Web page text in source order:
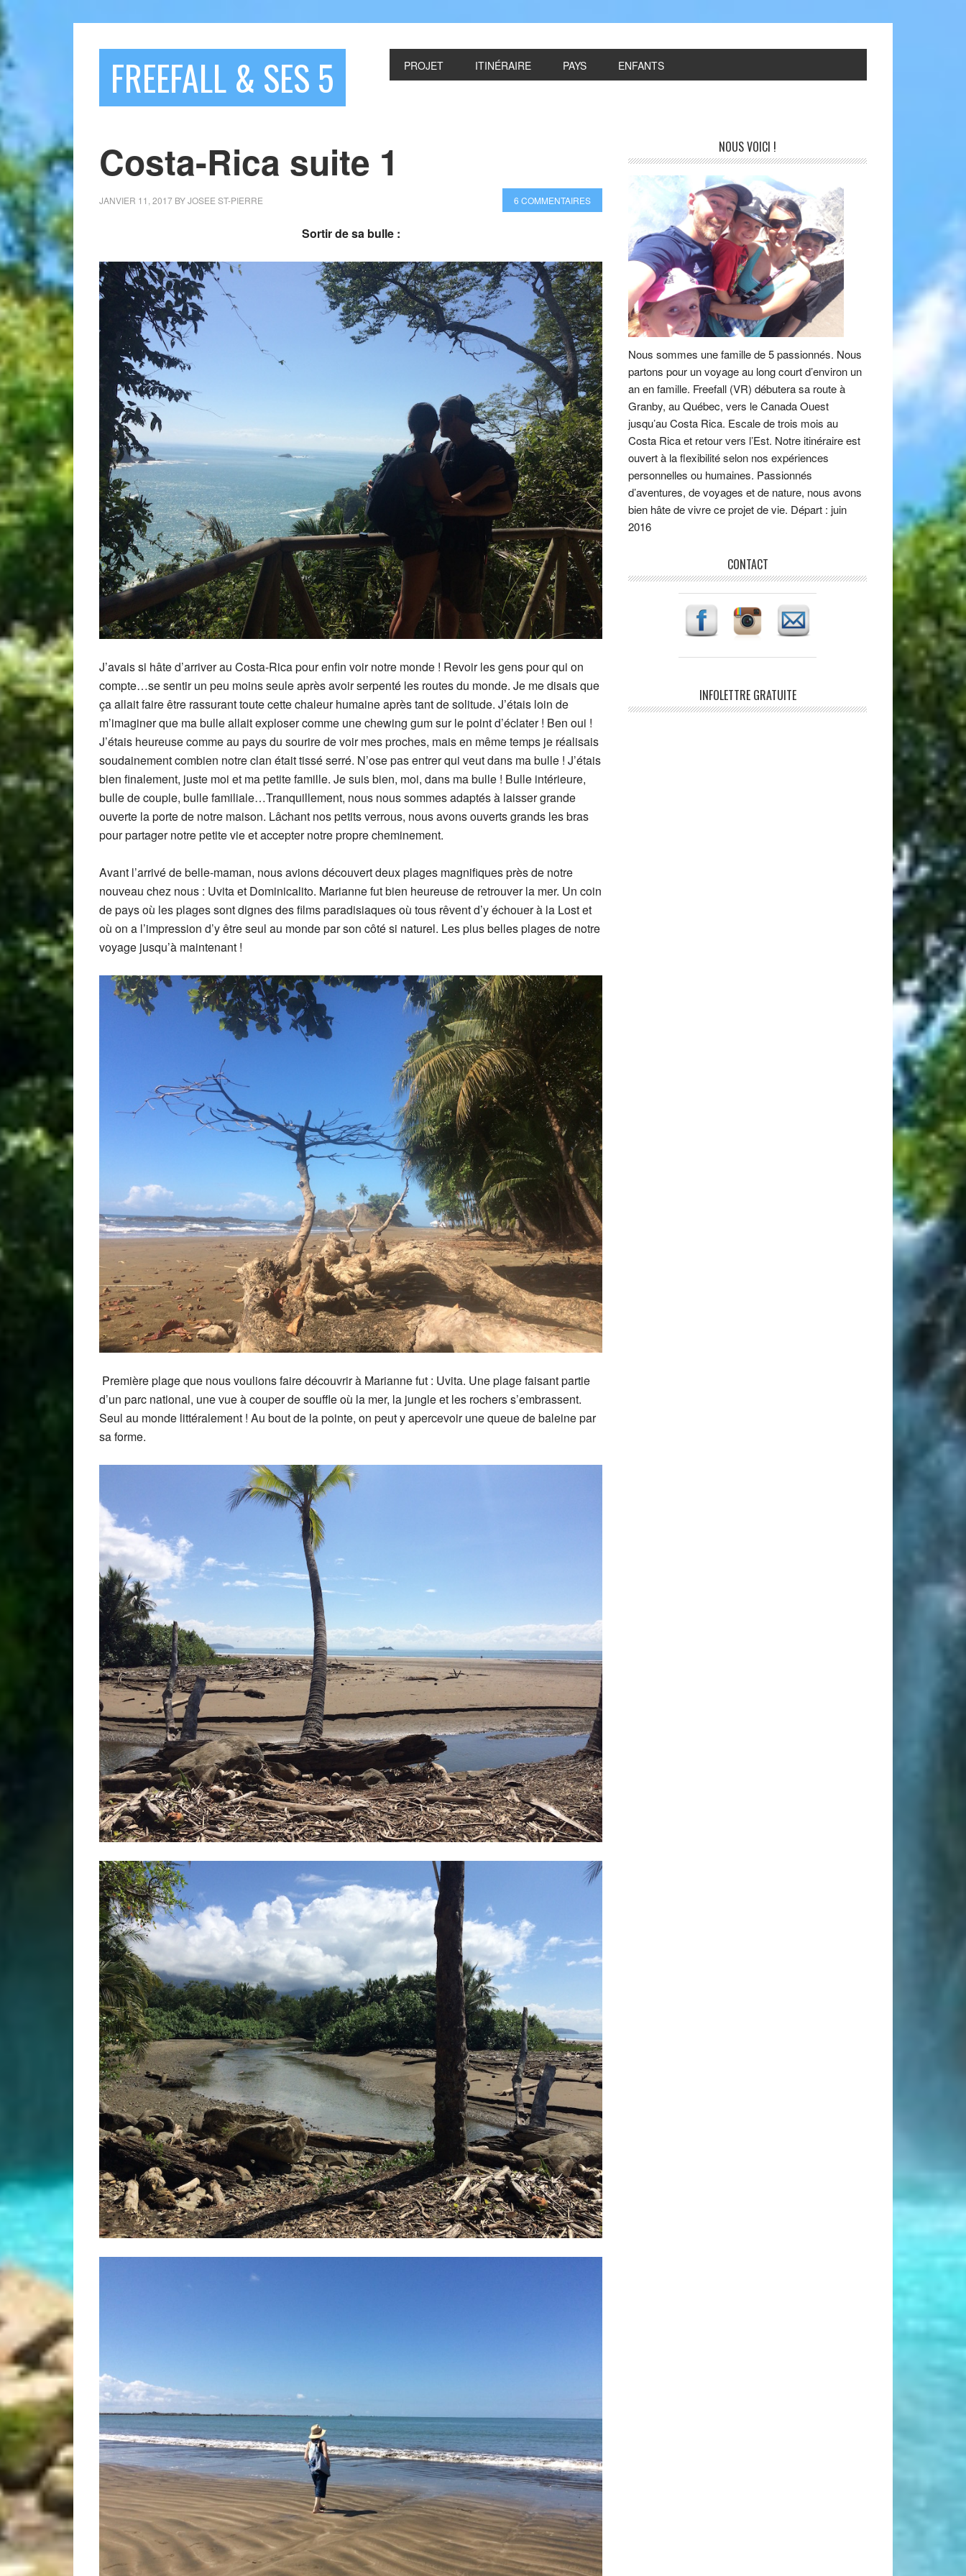
FREEFALL & SES 5 PROJET ITINÉRAIRE PAYS ENFANTS
Costa-Rica suite 1
JANVIER 11, 2017 BYJOSEE ST-PIERRE 6 COMMENTAIRES
Sortir de sa bulle :
J’avais si hâte d’arriver au Costa-Rica pour enfin voir notre monde ! Revoir les gens pour qui on
compte…se sentir un peu moins seule après avoir serpenté les routes du monde. Je me disais que
ça allait faire être rassurant toute cette chaleur humaine après tant de solitude. J’étais loin de
m’imaginer que ma bulle allait exploser comme une chewing gum sur le point d’éclater ! Ben oui !
J’étais heureuse comme au pays du sourire de voir mes proches, mais en même temps je réalisais
soudainement combien notre clan était tissé serré. N’ose pas entrer qui veut dans ma bulle ! J’étais
bien finalement, juste moi et ma petite famille. Je suis bien, moi, dans ma bulle ! Bulle intérieure,
bulle de couple, bulle familiale…Tranquillement, nous nous sommes adaptés à laisser grande
ouverte la porte de notre maison. Lâchant nos petits verrous, nous avons ouverts grands les bras
pour partager notre petite vie et accepter notre propre cheminement.
Avant l’arrivé de belle-maman, nous avions découvert deux plages magnifiques près de notre
nouveau chez nous : Uvita et Dominicalito. Marianne fut bien heureuse de retrouver la mer. Un coin
de pays où les plages sont dignes des films paradisiaques où tous rêvent d’y échouer à la Lost et
où on a l’impression d’y être seul au monde par son côté si naturel. Les plus belles plages de notre
voyage jusqu’à maintenant !
Première plage que nous voulions faire découvrir à Marianne fut : Uvita. Une plage faisant partie
d’un parc national, une vue à couper de souffle où la mer, la jungle et les rochers s’embrassent.
Seul au monde littéralement ! Au bout de la pointe, on peut y apercevoir une queue de baleine par
sa forme.
NOUS VOICI !
Nous sommes une famille de 5 passionnés. Nous
partons pour un voyage au long court d’environ un
an en famille. Freefall (VR) débutera sa route à
Granby, au Québec, vers le Canada Ouest
jusqu’au Costa Rica. Escale de trois mois au
Costa Rica et retour vers l’Est. Notre itinéraire est
ouvert à la flexibilité selon nos expériences
personnelles ou humaines. Passionnés
d’aventures, de voyages et de nature, nous avons
bien hâte de vivre ce projet de vie. Départ : juin
2016
CONTACT
INFOLETTRE GRATUITE